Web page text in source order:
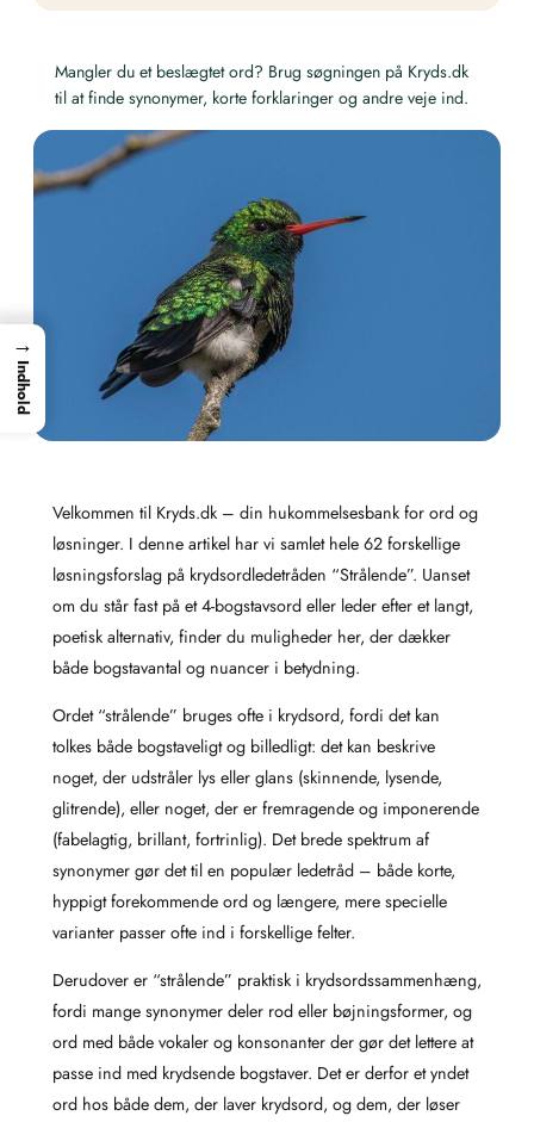
Mangler du et beslægtet ord? Brug søgningen på Kryds.dk
til at finde synonymer, korte forklaringer og andre veje ind.
Velkommen til Kryds.dk – din hukommelsesbank for ord og
løsninger. I denne artikel har vi samlet hele 62 forskellige
løsningsforslag på krydsordledetråden “Strålende”. Uanset
om du står fast på et 4‑bogstavsord eller leder efter et langt,
poetisk alternativ, finder du muligheder her, der dækker
både bogstavantal og nuancer i betydning.
Ordet “strålende” bruges ofte i krydsord, fordi det kan
tolkes både bogstaveligt og billedligt: det kan beskrive
noget, der udstråler lys eller glans (skinnende, lysende,
glitrende), eller noget, der er fremragende og imponerende
(fabelagtig, brillant, fortrinlig). Det brede spektrum af
synonymer gør det til en populær ledetråd – både korte,
hyppigt forekommende ord og længere, mere specielle
varianter passer ofte ind i forskellige felter.
Derudover er “strålende” praktisk i krydsordssammenhæng,
fordi mange synonymer deler rod eller bøjningsformer, og
ord med både vokaler og konsonanter der gør det lettere at
passe ind med krydsende bogstaver. Det er derfor et yndet
ord hos både dem, der laver krydsord, og dem, der løser
→
Indhold